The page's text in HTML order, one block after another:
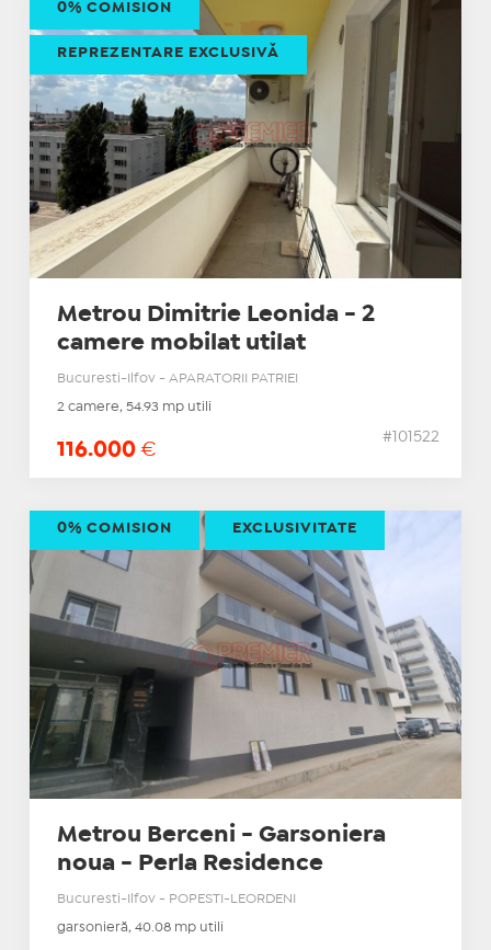
Metrou Dimitrie Leonida - 2
camere mobilat utilat
Bucuresti-Ilfov - APARATORII PATRIEI
2 camere, 54.93 mp utili
116.000 €
#101522
0% COMISION
REPREZENTARE EXCLUSIVĂ
Metrou Berceni - Garsoniera
noua - Perla Residence
Bucuresti-Ilfov - POPESTI-LEORDENI
garsonieră, 40.08 mp utili
0% COMISION EXCLUSIVITATE